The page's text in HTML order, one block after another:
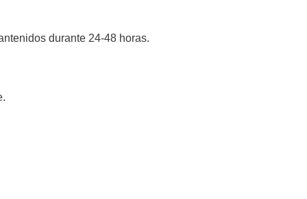
durante 24-48 horas.